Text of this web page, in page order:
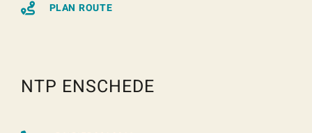
PLAN ROUTE
NTP ENSCHEDE